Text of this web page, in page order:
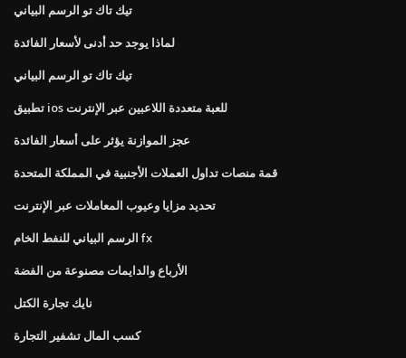
تيك تاك تو الرسم البياني
لماذا يوجد حد أدنى لأسعار الفائدة
تيك تاك تو الرسم البياني
تطبيق ios للعبة متعددة اللاعبين عبر الإنترنت
عجز الموازنة يؤثر على أسعار الفائدة
قمة منصات تداول العملات الأجنبية في المملكة المتحدة
تحديد مزايا وعيوب المعاملات عبر الإنترنت
الرسم البياني للنفط الخام fx
الأرباع والدايمات مصنوعة من الفضة
نايك تجارة الكتل
كسب المال تشفير التجارة